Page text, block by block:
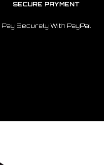
SECURE PAYMENT
Pay Securely With PayPal